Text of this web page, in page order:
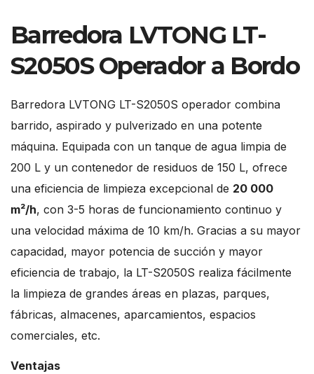
Barredora LVTONG LT-
S2050S Operador a Bordo
Barredora LVTONG LT-S2050S operador combina
barrido, aspirado y pulverizado en una potente
máquina. Equipada con un tanque de agua limpia de
200 L y un contenedor de residuos de 150 L, ofrece
una eficiencia de limpieza excepcional de 20 000
m²/h, con 3-5 horas de funcionamiento continuo y
una velocidad máxima de 10 km/h. Gracias a su mayor
capacidad, mayor potencia de succión y mayor
eficiencia de trabajo, la LT-S2050S realiza fácilmente
la limpieza de grandes áreas en plazas, parques,
fábricas, almacenes, aparcamientos, espacios
comerciales, etc.
Ventajas